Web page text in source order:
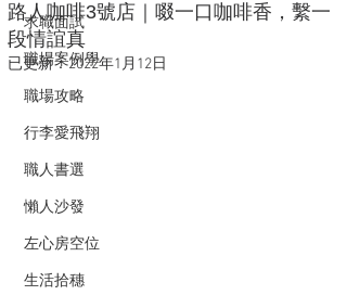
求職面試
職場案例學
職場攻略
行李愛飛翔
職人書選
懶人沙發
左心房空位
生活拾穗
路人咖啡3號店｜啜一口咖啡香，繫一
段情誼真
已更新：2022年1月12日